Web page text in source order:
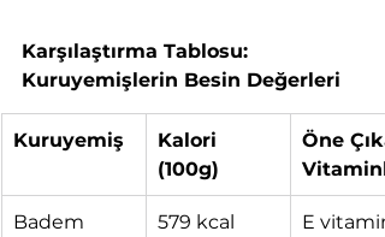
Karşılaştırma Tablosu:
Kuruyemişlerin Besin Değerleri
Kuruyemiş
Kalori
(100g)
Öne
Badem 579 kcal
E